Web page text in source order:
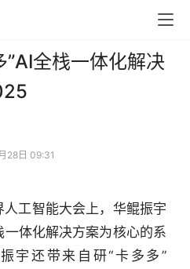
”AI全栈一体化解决
28日 09:31
工智能大会上，华鲲振宇
一体化解决方案为核心的系
宇还带来自研“卡多多”